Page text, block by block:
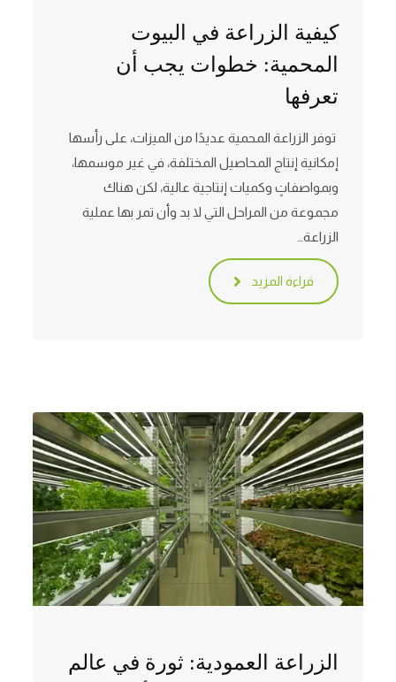
كيفية الزراعة في البيوت
المحمية: خطوات يجب أن
تعرفها
توفر الزراعة المحمية عديدًا من الميزات، على رأسها
إمكانية إنتاج المحاصيل المختلفة، في غير موسمها،
وبمواصفاتٍ وكميات إنتاجية عالية، لكن هناك
مجموعة من المراحل التي لا بد وأن تمر بها عملية
الزراعة…
قراءة المزيد
الزراعة العمودية: ثورة في عالم